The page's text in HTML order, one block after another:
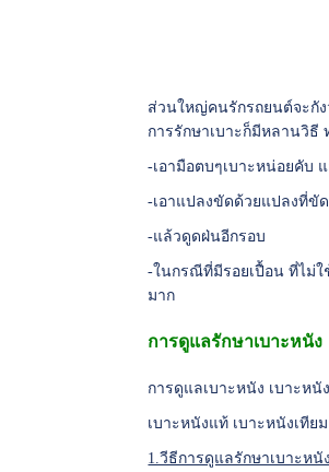
ส่วนใหญ่คนรักรถยนต์จะกัง
การรักษาเบาะก็มีหลานวิธี
-เอามือตบๆเบาะหน่อยคับ
-เอาแปลงขัดด้วยแปลงที่ขั
-แล้วดูดฝ่นอีกรอบ
-ในกรณีที่มีรอยเปื้อน ที่ไม่
มาก
การดูแลรักษาเบาะหนัง
การดูแลเบาะหนัง เบาะหนั
เบาะหนังแท้ เบาะหนังเทียม
1.วีธีการดูแลรักษาเบาะหนั